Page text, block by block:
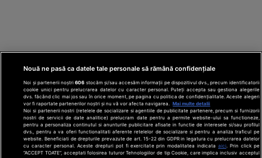
Din rețeaua Adevărul Holding:Adevarul.ro
Click.roClickPoftaBuna.roClickSanatate.ro
ClickPentruFemei.roDilemaVeche.ro
OkMagazine.roHistoria.ro
Nouă ne pasă ca datele tale personale să rămână confidențiale
Noi și partenerii noștri606 stocăm și/sau accesăm informații pe dispozitivul dvs., precum identificatorii
cookie unici pentru prelucrarea datelor cu caracter personal. Puteți accepta sau gestiona alegerile
dvs. făcând clic mai jos sau în orice moment, pe pagina cu politica de confidențialitate. Aceste alegeri
vor fi raportate partenerilor noștri și nu vă vor afecta navigarea.
Mai multe detalii
Noi si partenerii nostri (retelele de socializare si agentiile de publicitate partenere, precum si furnizorii
nostri de servicii de date analitice) prelucram date pentru a permite website-ului sa functioneze,
pentru a personaliza continutul si anunturile publicitare afisate in functie de interesele si/sau profilul
dvs., pentru a va oferi functionalitati aferente retelelor de socializare si pentru a analiza traficul pe
website. Beneficiati de drepturile prevazute de art. 15-22 din GDPR in legatura cu prelucrarea datelor
cu caracter personal. Aceste drepturi pot fi exercitate prin modalitatea indicata aici. Prin click pe
“ACCEPT TOATE”, acceptati folosirea tuturor Tehnologiilor de tip Cookie, care implica inclusiv acceptul